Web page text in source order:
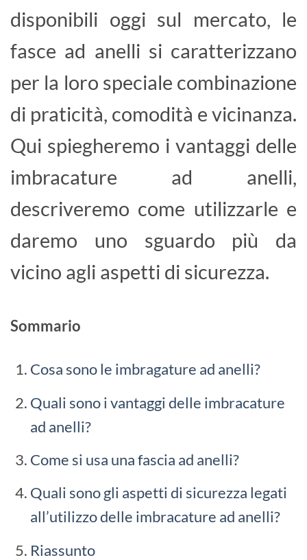
disponibili oggi sul mercato, le
fasce ad anelli si caratterizzano
per la loro speciale combinazione
di praticità, comodità e vicinanza.
Qui spiegheremo i vantaggi delle
imbracature ad anelli,
descriveremo come utilizzarle e
daremo uno sguardo più da
vicino agli aspetti di sicurezza.
Sommario
Cosa sono le imbragature ad anelli?
Quali sono i vantaggi delle imbracature
ad anelli?
Come si usa una fascia ad anelli?
Quali sono gli aspetti di sicurezza legati
all’utilizzo delle imbracature ad anelli?
Riassunto